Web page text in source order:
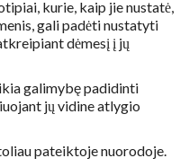
kurie, kaip jie nustatė,
gali padėti nustatyti
dėmesį į jų
galimybę padidinti
jų vidine atlygio
pateiktoje nuorodoje.